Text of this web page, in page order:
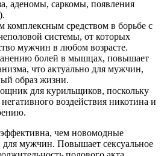
аденомы, саркомы, появления
комплексным средством в борьбе с
системы, от которых
мужчин в любом возрасте.
болей в мышцах, повышает
что актуально для мужчин,
образ жизни.
для курильщиков, поскольку
воздействия никотина и
чем новомодные
для мужчин. Повышает сексуальное